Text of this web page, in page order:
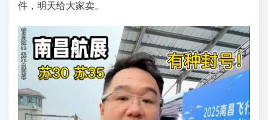
件，明天给大家卖。